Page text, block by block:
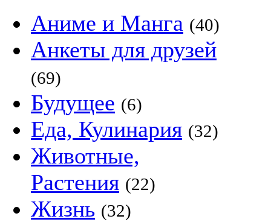
Аниме и Манга (40)
Анкеты для друзей
(69)
Будущее (6)
Еда, Кулинария (32)
Животные,
Растения (22)
Жизнь (32)